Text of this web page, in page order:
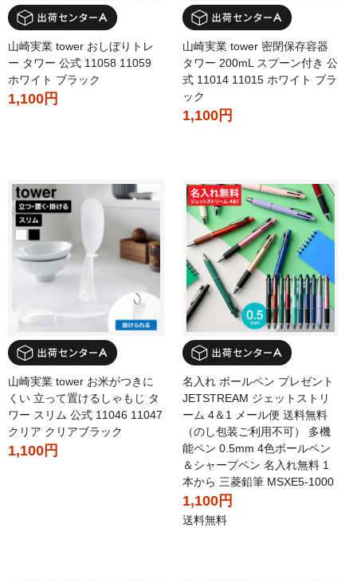
山崎実業 tower おしぼりトレ
ー タワー 公式 11058 11059
ホワイト ブラック
1,100円
山崎実業 tower 密閉保存容器
タワー 200mL スプーン付き 公
式 11014 11015 ホワイト ブラ
ック
1,100円
山崎実業 tower お米がつきに
くい 立って置けるしゃもじ タ
ワー スリム 公式 11046 11047
クリア クリアブラック
1,100円
名入れ ボールペン プレゼント
JETSTREAM ジェットストリ
ーム 4＆1 メール便 送料無料
（のし包装ご利用不可） 多機
能ペン 0.5mm 4色ボールペン
＆シャープペン 名入れ無料 1
本から 三菱鉛筆 MSXE5-1000
1,100円
送料無料